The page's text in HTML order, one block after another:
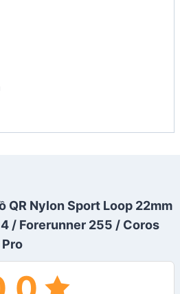
QR Nylon Sport Loop 22mm
/ Forerunner 255 / Coros